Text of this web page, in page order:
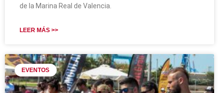
de la Marina Real de Valencia.
LEER MÁS >>
EVENTOS